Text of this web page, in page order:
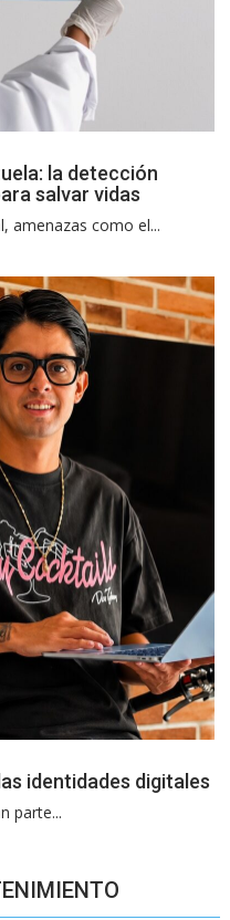
la detección
salvar vidas
amenazas como el...
identidades digitales
parte...